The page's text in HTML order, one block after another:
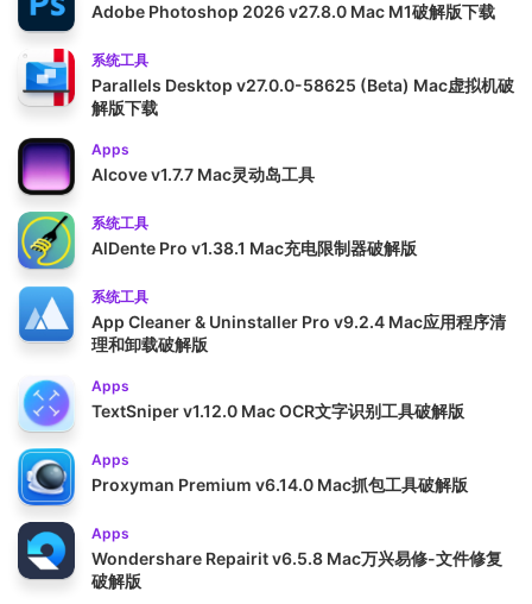
Adobe Photoshop 2026 v27.8.0 Mac M1破解版下载
系统工具
Parallels Desktop v27.0.0-58625 (Beta) Mac虚拟机破
解版下载
Apps
Alcove v1.7.7 Mac灵动岛工具
系统工具
AlDente Pro v1.38.1 Mac充电限制器破解版
系统工具
App Cleaner & Uninstaller Pro v9.2.4 Mac应用程序清
理和卸载破解版
Apps
TextSniper v1.12.0 Mac OCR文字识别工具破解版
Apps
Proxyman Premium v6.14.0 Mac抓包工具破解版
Apps
Wondershare Repairit v6.5.8 Mac万兴易修-文件修复
破解版